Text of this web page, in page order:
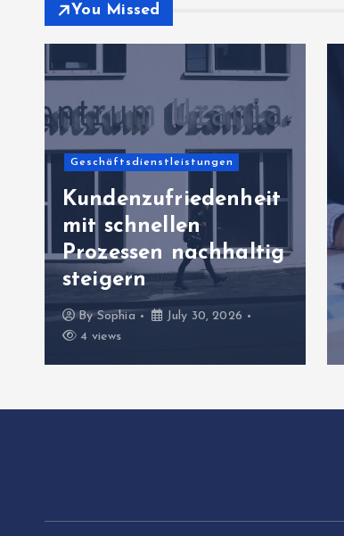
You Missed
Allgemeiner Artikel
Praxisorientierte
Unternehmenssteuer
ung für belastbare
Prozesswelten
BySophia
July 26, 2026
6 views